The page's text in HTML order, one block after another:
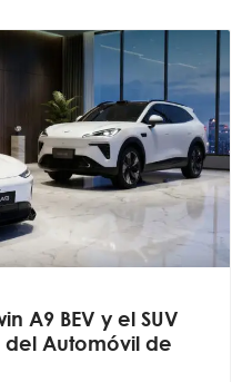
A9 BEV y el SUV
del Automóvil de